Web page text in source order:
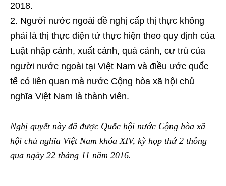
2018.
Người nước ngoài đề nghị cấp thị thực không
phải là thị thực điện tử thực hiện theo quy định của
Luật nhập cảnh, xuất cảnh, quá cảnh, cư trú của
người nước ngoài tại Việt Nam và điều ước quốc
tế có liên quan mà nước Cộng hòa xã hội chủ
nghĩa Việt Nam là thành viên.
Nghị quyết này đã được Quốc hội nước Cộng hòa xã
hội chủ nghĩa Việt Nam khóa XIV, kỳ họp thứ 2 thông
qua ngày 22 tháng 11 năm 2016.